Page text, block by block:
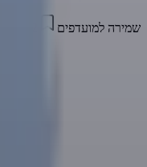
שמירה למועדפים